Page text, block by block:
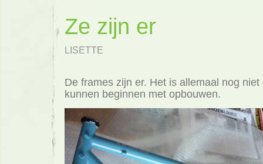
Ze zijn er
LISETTE
De frames zijn er. Het is allemaal nog
kunnen beginnen met opbouwen.